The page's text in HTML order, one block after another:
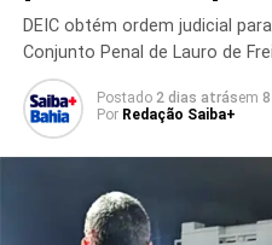
No bairro do Arenoso, outro
terminou coma morte de
uma mulher ferida. O
conhecida comoBeira Rio.
dinâmica dos disparos e
sequência de episódios
neste sábado voltou a
DEIC obtém ordem judicial
Conjunto Penal de Lauro de
Postado 2 dias atrásem
Por Redação Saiba+